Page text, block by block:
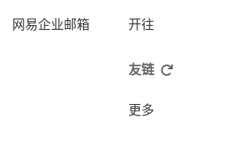
网易企业邮箱 开往
友链
更多